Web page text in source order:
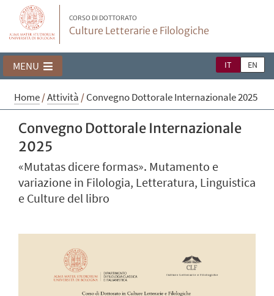
CORSO DI DOTTORATO
Culture Letterarie e Filologiche
IT EN
MENU
Home/Attività /Convegno Dottorale Internazionale 2025
Convegno Dottorale Internazionale
2025
«Mutatas dicere formas». Mutamento e
variazione in Filologia, Letteratura, Linguistica
e Culture del libro